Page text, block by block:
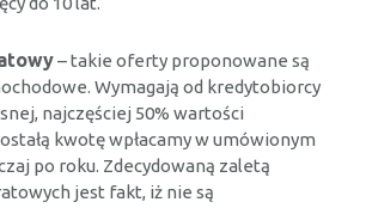
– takie oferty proponowane są
Wymagają od kredytobiorcy
najczęściej 50% wartości
kwotę wpłacamy w umówionym
po roku. Zdecydowaną zaletą
jest fakt, iż nie są